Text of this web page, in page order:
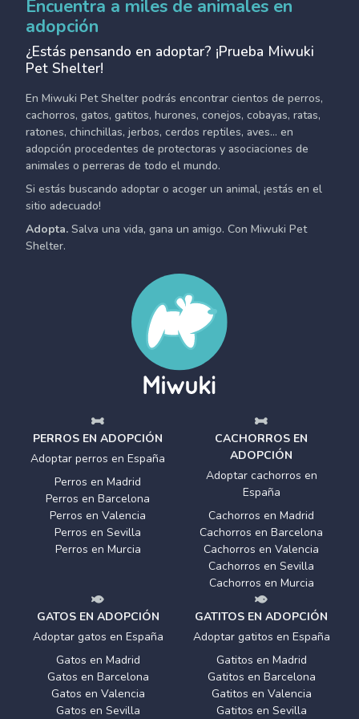
Encuentra a miles de animales en
adopción
¿Estás pensando en adoptar? ¡Prueba Miwuki
Pet Shelter!
En Miwuki Pet Shelter podrás encontrar cientos de perros,
cachorros, gatos, gatitos, hurones, conejos, cobayas, ratas,
ratones, chinchillas, jerbos, cerdos reptiles, aves... en
adopción procedentes de protectoras y asociaciones de
animales o perreras de todo el mundo.
Si estás buscando adoptar o acoger un animal, ¡estás en el
sitio adecuado!
Adopta. Salva una vida, gana un amigo. Con Miwuki Pet
Shelter.
PERROS EN ADOPCIÓN
Adoptar perros en España
Perros en Madrid
Perros en Barcelona
Perros en Valencia
Perros en Sevilla
Perros en Murcia
CACHORROS EN
ADOPCIÓN
Adoptar cachorros en
España
Cachorros en Madrid
Cachorros en Barcelona
Cachorros en Valencia
Cachorros en Sevilla
Cachorros en Murcia
GATOS EN ADOPCIÓN
Adoptar gatos en España
Gatos en Madrid
Gatos en Barcelona
Gatos en Valencia
Gatos en Sevilla
GATITOS EN ADOPCIÓN
Adoptar gatitos en España
Gatitos en Madrid
Gatitos en Barcelona
Gatitos en Valencia
Gatitos en Sevilla